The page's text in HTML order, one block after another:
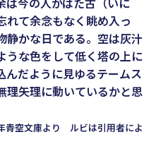
れて余念もなく眺め入っ
静かな日である。空は灰汁
うな色をして低く塔の上に
んだように見ゆるテームス
理矢理に動いているかと思
――青空文庫より ルビは引用者によ